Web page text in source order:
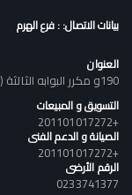
بيانات الاتصال: : فرع الهرم
العنوان
190و مكرر البوابه الثالثة ( الثانيه القديمه) بوابه خفرع - حدائق الأهرام - الجيزة
التسويق و المبيعات
+201101017272
الصيانة و الدعم الفنى
+201101017272
الرقم الأرضى
0233741377